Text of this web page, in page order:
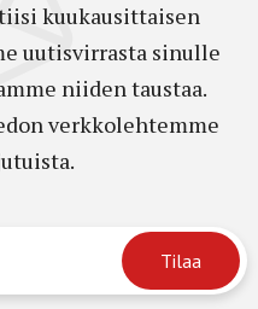
kuukausittaisen
uutisvirrasta sinulle
niiden taustaa.
verkkolehtemme